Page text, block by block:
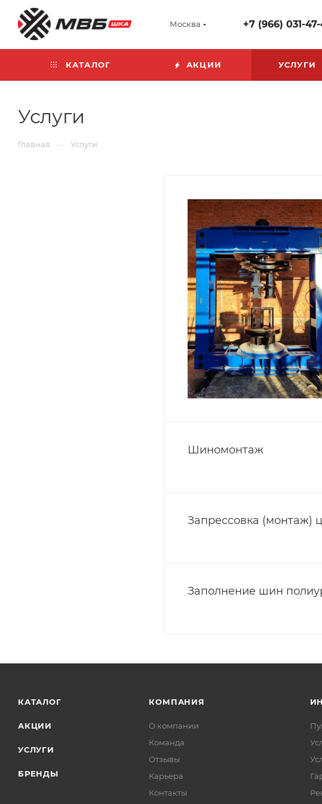
Москва +7 (966) 031-
КАТАЛОГ АКЦИИ УСЛУГИ
Услуги
Главная — Услуги
Шиномонтаж
Запрессовка (монтаж)
Заполнение шин
КАТАЛОГ
АКЦИИ
УСЛУГИ
БРЕНДЫ
КОМПАНИЯ
О компании
Команда
Отзывы
Карьера
Контакты